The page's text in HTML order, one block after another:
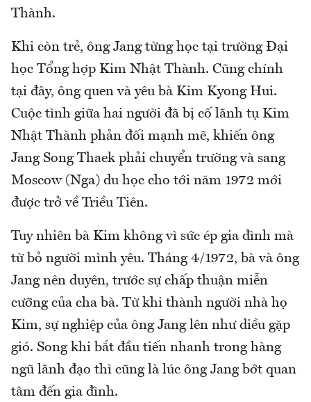
Thành.
Khi còn trẻ, ông Jang từng học tại trường Đại
học Tổng hợp Kim Nhật Thành. Cũng chính
tại đây, ông quen và yêu bà Kim Kyong Hui.
Cuộc tình giữa hai người đã bị cố lãnh tụ Kim
Nhật Thành phản đối mạnh mẽ, khiến ông
Jang Song Thaek phải chuyển trường và sang
Moscow (Nga) du học cho tới năm 1972 mới
được trở về Triều Tiên.
Tuy nhiên bà Kim không vì sức ép gia đình mà
từ bỏ người mình yêu. Tháng 4/1972, bà và ông
Jang nên duyên, trước sự chấp thuận miễn
cưỡng của cha bà. Từ khi thành người nhà họ
Kim, sự nghiệp của ông Jang lên như diều gặp
gió. Song khi bắt đầu tiến nhanh trong hàng
ngũ lãnh đạo thì cũng là lúc ông Jang bớt quan
tâm đến gia đình.